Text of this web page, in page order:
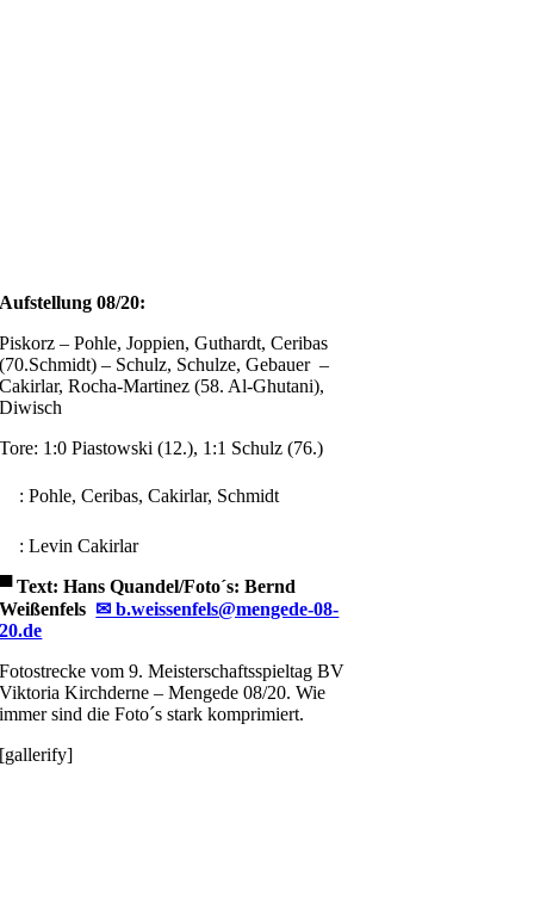
Aufstellung 08/20:
Piskorz – Pohle, Joppien, Guthardt, Ceribas
(70.Schmidt) – Schulz, Schulze, Gebauer –
Cakirlar, Rocha-Martinez (58. Al-Ghutani),
Diwisch
Tore: 1:0 Piastowski (12.), 1:1 Schulz (76.)
: Pohle, Ceribas, Cakirlar, Schmidt
: Levin Cakirlar
▀Text: Hans Quandel/Foto´s: Bernd
Weißenfels ✉ b.weissenfels@mengede-08-
20.de
Fotostrecke vom 9. Meisterschaftsspieltag BV
Viktoria Kirchderne – Mengede 08/20. Wie
immer sind die Foto´s stark komprimiert.
[gallerify]